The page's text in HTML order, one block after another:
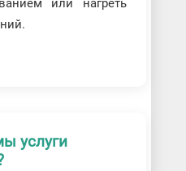
или нагреть
услуги